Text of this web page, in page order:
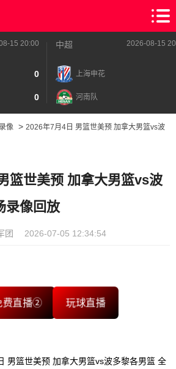
15 20:00
0
0
中超 2026-08-15
上海申花
河南队
像 > 2026年7月4日 男篮世美预 加拿大男篮vs波
篮世美预 加拿大男篮vs波
录像回放
团 2026-07-05 12:34:54
费直播② 玩球直播
男篮世美预 加拿大男篮vs波多黎各男篮 全